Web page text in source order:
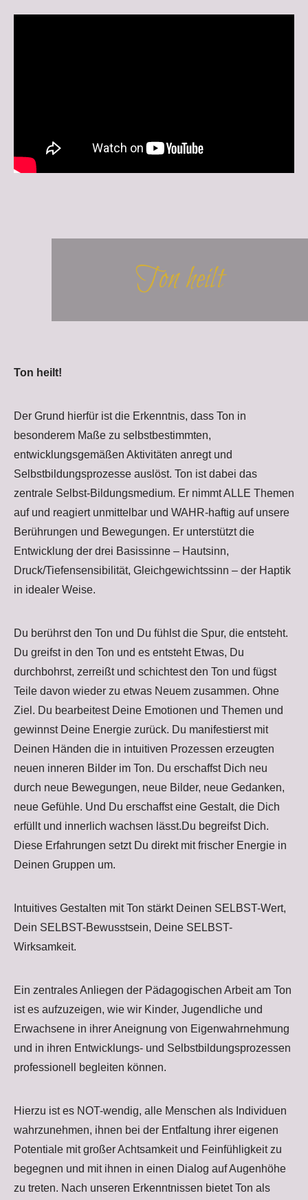
Ton heilt
Ton heilt!
Der Grund hierfür ist die Erkenntnis, dass Ton in
besonderem Maße zu selbstbestimmten,
entwicklungsgemäßen Aktivitäten anregt und
Selbstbildungsprozesse auslöst. Ton ist dabei das
zentrale Selbst-Bildungsmedium. Er nimmt ALLE Themen
auf und reagiert unmittelbar und WAHR-haftig auf unsere
Berührungen und Bewegungen. Er unterstützt die
Entwicklung der drei Basissinne – Hautsinn,
Druck/Tiefensensibilität, Gleichgewichtssinn – der Haptik
in idealer Weise.
Du berührst den Ton und Du fühlst die Spur, die entsteht.
Du greifst in den Ton und es entsteht Etwas, Du
durchbohrst, zerreißt und schichtest den Ton und fügst
Teile davon wieder zu etwas Neuem zusammen. Ohne
Ziel. Du bearbeitest Deine Emotionen und Themen und
gewinnst Deine Energie zurück. Du manifestierst mit
Deinen Händen die in intuitiven Prozessen erzeugten
neuen inneren Bilder im Ton. Du erschaffst Dich neu
durch neue Bewegungen, neue Bilder, neue Gedanken,
neue Gefühle. Und Du erschaffst eine Gestalt, die Dich
erfüllt und innerlich wachsen lässt.Du begreifst Dich.
Diese Erfahrungen setzt Du direkt mit frischer Energie in
Deinen Gruppen um.
Intuitives Gestalten mit Ton stärkt Deinen SELBST-Wert,
Dein SELBST-Bewusstsein, Deine SELBST-
Wirksamkeit.
Ein zentrales Anliegen der Pädagogischen Arbeit am Ton
ist es aufzuzeigen, wie wir Kinder, Jugendliche und
Erwachsene in ihrer Aneignung von Eigenwahrnehmung
und in ihren Entwicklungs- und Selbstbildungsprozessen
professionell begleiten können.
Hierzu ist es NOT-wendig, alle Menschen als Individuen
wahrzunehmen, ihnen bei der Entfaltung ihrer eigenen
Potentiale mit großer Achtsamkeit und Feinfühligkeit zu
begegnen und mit ihnen in einen Dialog auf Augenhöhe
zu treten. Nach unseren Erkenntnissen bietet Ton als